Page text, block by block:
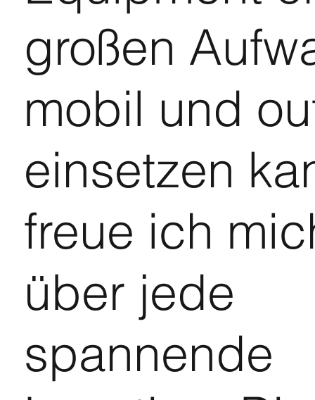
großen
mobil und
einsetzen
freue ich
über jede
spannende